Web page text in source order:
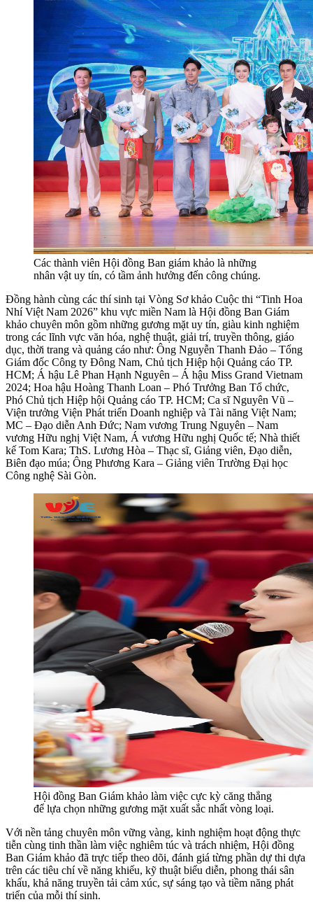
Các thành viên Hội đồng Ban giám khảo là những
nhân vật uy tín, có tầm ảnh hưởng đến công chúng.
Đồng hành cùng các thí sinh tại Vòng Sơ khảo Cuộc thi “Tinh Hoa
Nhí Việt Nam 2026” khu vực miền Nam là Hội đồng Ban Giám
khảo chuyên môn gồm những gương mặt uy tín, giàu kinh nghiệm
trong các lĩnh vực văn hóa, nghệ thuật, giải trí, truyền thông, giáo
dục, thời trang và quảng cáo như: Ông Nguyễn Thanh Đảo – Tổng
Giám đốc Công ty Đông Nam, Chủ tịch Hiệp hội Quảng cáo TP.
HCM; Á hậu Lê Phan Hạnh Nguyên – Á hậu Miss Grand Vietnam
2024; Hoa hậu Hoàng Thanh Loan – Phó Trưởng Ban Tổ chức,
Phó Chủ tịch Hiệp hội Quảng cáo TP. HCM; Ca sĩ Nguyên Vũ –
Viện trưởng Viện Phát triển Doanh nghiệp và Tài năng Việt Nam;
MC – Đạo diễn Anh Đức; Nam vương Trung Nguyên – Nam
vương Hữu nghị Việt Nam, Á vương Hữu nghị Quốc tế; Nhà thiết
kế Tom Kara; ThS. Lương Hòa – Thạc sĩ, Giảng viên, Đạo diễn,
Biên đạo múa; Ông Phương Kara – Giảng viên Trường Đại học
Công nghệ Sài Gòn.
Hội đồng Ban Giám khảo làm việc cực kỳ căng thẳng
để lựa chọn những gương mặt xuất sắc nhất vòng loại.
Với nền tảng chuyên môn vững vàng, kinh nghiệm hoạt động thực
tiễn cùng tinh thần làm việc nghiêm túc và trách nhiệm, Hội đồng
Ban Giám khảo đã trực tiếp theo dõi, đánh giá từng phần dự thi dựa
trên các tiêu chí về năng khiếu, kỹ thuật biểu diễn, phong thái sân
khấu, khả năng truyền tải cảm xúc, sự sáng tạo và tiềm năng phát
triển của mỗi thí sinh.